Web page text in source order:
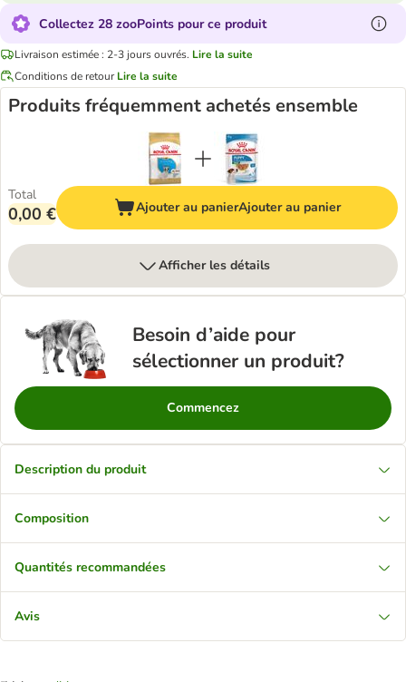
Collectez 28 zooPoints pour ce produit
Livraison estimée : 2-3 jours ouvrés. Lire la suite
Conditions de retour Lire la suite
Produits fréquemment achetés ensemble
Total
0,00 € Ajouter au panierAjouter au panier
Afficher les détails
Besoin d’aide pour
sélectionner un produit?
Commencez
Description du produit
Composition
Quantités recommandées
Avis